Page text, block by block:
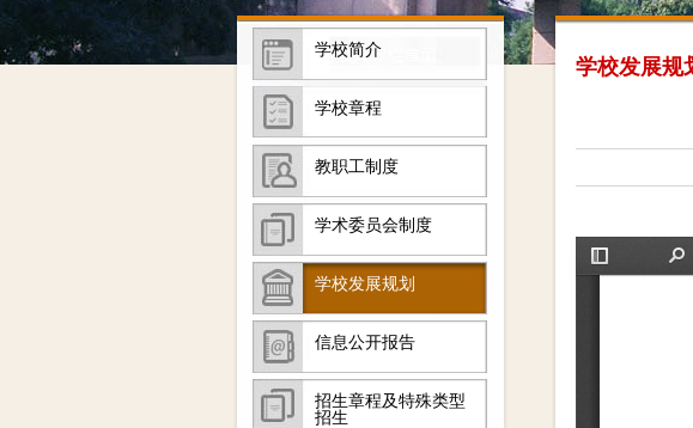
学校简介
学校章程
教职工制度
学术委员会制度
学校发展规划
信息公开报告
招生章程及特殊类型
招生
学校发展规